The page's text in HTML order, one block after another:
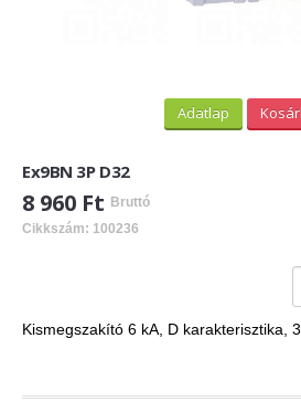
Adatlap
Ex9BN 3P D32
8 960 Ft Bruttó
Cikkszám: 100236
Kismegszakító 6 kA, D karakterisztika,